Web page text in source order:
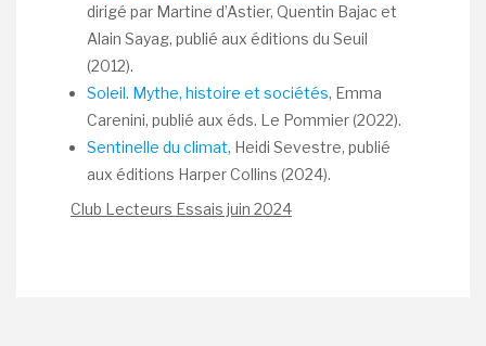
dirigé par Martine d’Astier, Quentin Bajac et
Alain Sayag, publié aux éditions du Seuil
(2012).
Soleil. Mythe, histoire et sociétés, Emma
Carenini, publié aux éds. Le Pommier (2022).
Sentinelle du climat, Heidi Sevestre, publié
aux éditions Harper Collins (2024).
Club Lecteurs Essais juin 2024